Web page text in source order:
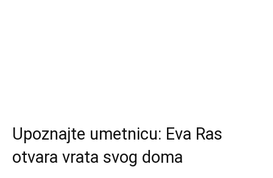
Upoznajte umetnicu: Eva Ras
otvara vrata svog doma